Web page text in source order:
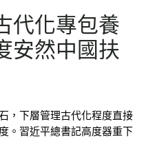
代化專包養
安然中國扶
，下層管理古代化程度直接
。習近平總書記高度器重下